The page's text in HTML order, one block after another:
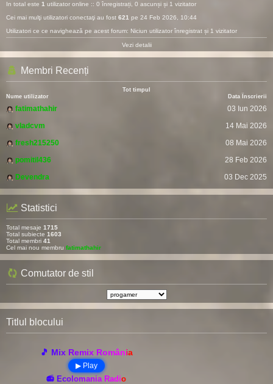
In total este 1 utilizator online :: 0 înregistrați, 0 ascunși și 1 vizitator
Cei mai mulţi utilizatori conectaţi au fost 621 pe 24 Feb 2026, 10:44
Utilizatori ce ce navighează pe acest forum: Niciun utilizator înregistrat și 1 vizitator
Vezi detalii
Membri Recenți
Tot timpul
Nume utilizator
Data Înscrierii
fatimathahir
03 Iun 2026
vladcvm
14 Mai 2026
fresh215250
08 Mai 2026
pomitil436
28 Feb 2026
Devendra
03 Dec 2025
Statistici
Total mesaje 1715
Total subiecte 1603
Total membri 41
Cel mai nou membru fatimathahir
Comutator de stil
Titlul blocului
🎵 Mix Remix România
▶ Play
📻 Ecolomania Radio